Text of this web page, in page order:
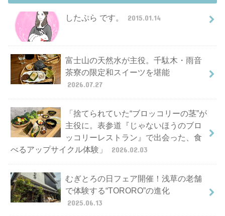
したぷら です。 2015.01.14
富士山の天然水が主役。千駄木・雨音
茶寮の限定和スイーツを堪能
2026.07.27
「捨てられていた“ブロッコリーの茎”が
主役に。表参道『じゃないほうのブロ
ッコリーレストラン』で出会った、食
べるアップサイクル体験」
2026.02.03
むぎとろの日フェア開催！浅草の老舗
で体験する“TORORO”の進化
2025.06.13